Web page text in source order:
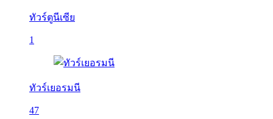
ทัวร์ตูนีเซีย
1
ทัวร์เยอรมนี
47